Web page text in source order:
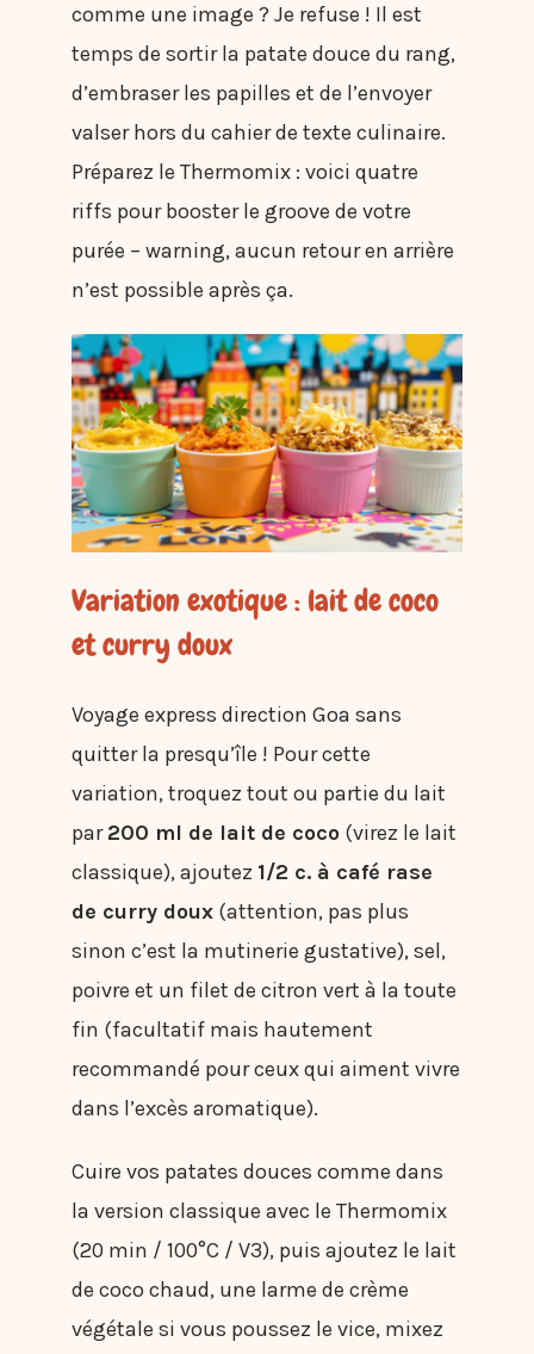
comme une image ? Je refuse ! Il est
temps de sortir la patate douce du rang,
d’embraser les papilles et de l’envoyer
valser hors du cahier de texte culinaire.
Préparez le Thermomix : voici quatre
riffs pour booster le groove de votre
purée – warning, aucun retour en arrière
n’est possible après ça.
Variation exotique : lait de coco
et curry doux
Voyage express direction Goa sans
quitter la presqu’île ! Pour cette
variation, troquez tout ou partie du lait
par200 ml de lait de coco (virez le lait
classique), ajoutez 1/2 c. à café rase
de curry doux (attention, pas plus
sinon c’est la mutinerie gustative), sel,
poivre et un filet de citron vert à la toute
fin (facultatif mais hautement
recommandé pour ceux qui aiment vivre
dans l’excès aromatique).
Cuire vos patates douces comme dans
la version classique avec le Thermomix
(20 min / 100°C / V3), puis ajoutez le lait
de coco chaud, une larme de crème
végétale si vous poussez le vice, mixez